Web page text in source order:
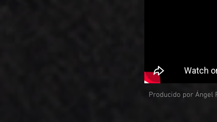
Producido por Ángel